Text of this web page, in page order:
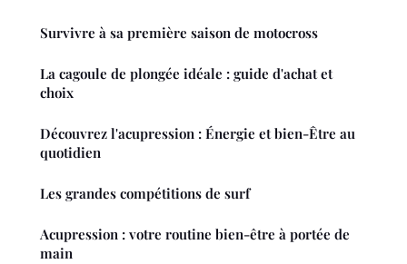
Survivre à sa première saison de motocross
La cagoule de plongée idéale : guide d'achat et
choix
Découvrez l'acupression : Énergie et bien-Être au
quotidien
Les grandes compétitions de surf
Acupression : votre routine bien-être à portée de
main